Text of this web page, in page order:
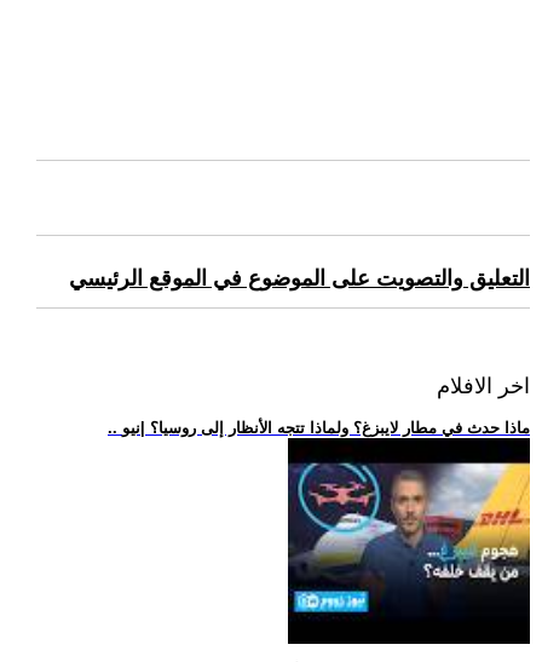
التعليق والتصويت على الموضوع في الموقع الرئيسي
اخر الافلام
.. ماذا حدث في مطار لايبزغ؟ ولماذا تتجه الأنظار إلى روسيا؟ |نيو